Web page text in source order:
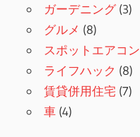
ガーデニング(3)
グルメ (8)
スポットエアコン
ライフハック (8)
賃貸併用住宅 (7)
車 (4)